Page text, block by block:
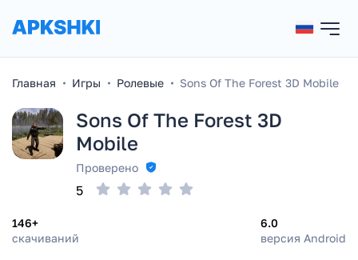
Главная Игры Ролевые Sons Of The Forest 3D Mobile
Sons Of The Forest 3D
Mobile
Проверено
146+
скачиваний
6.0
версия Android
5